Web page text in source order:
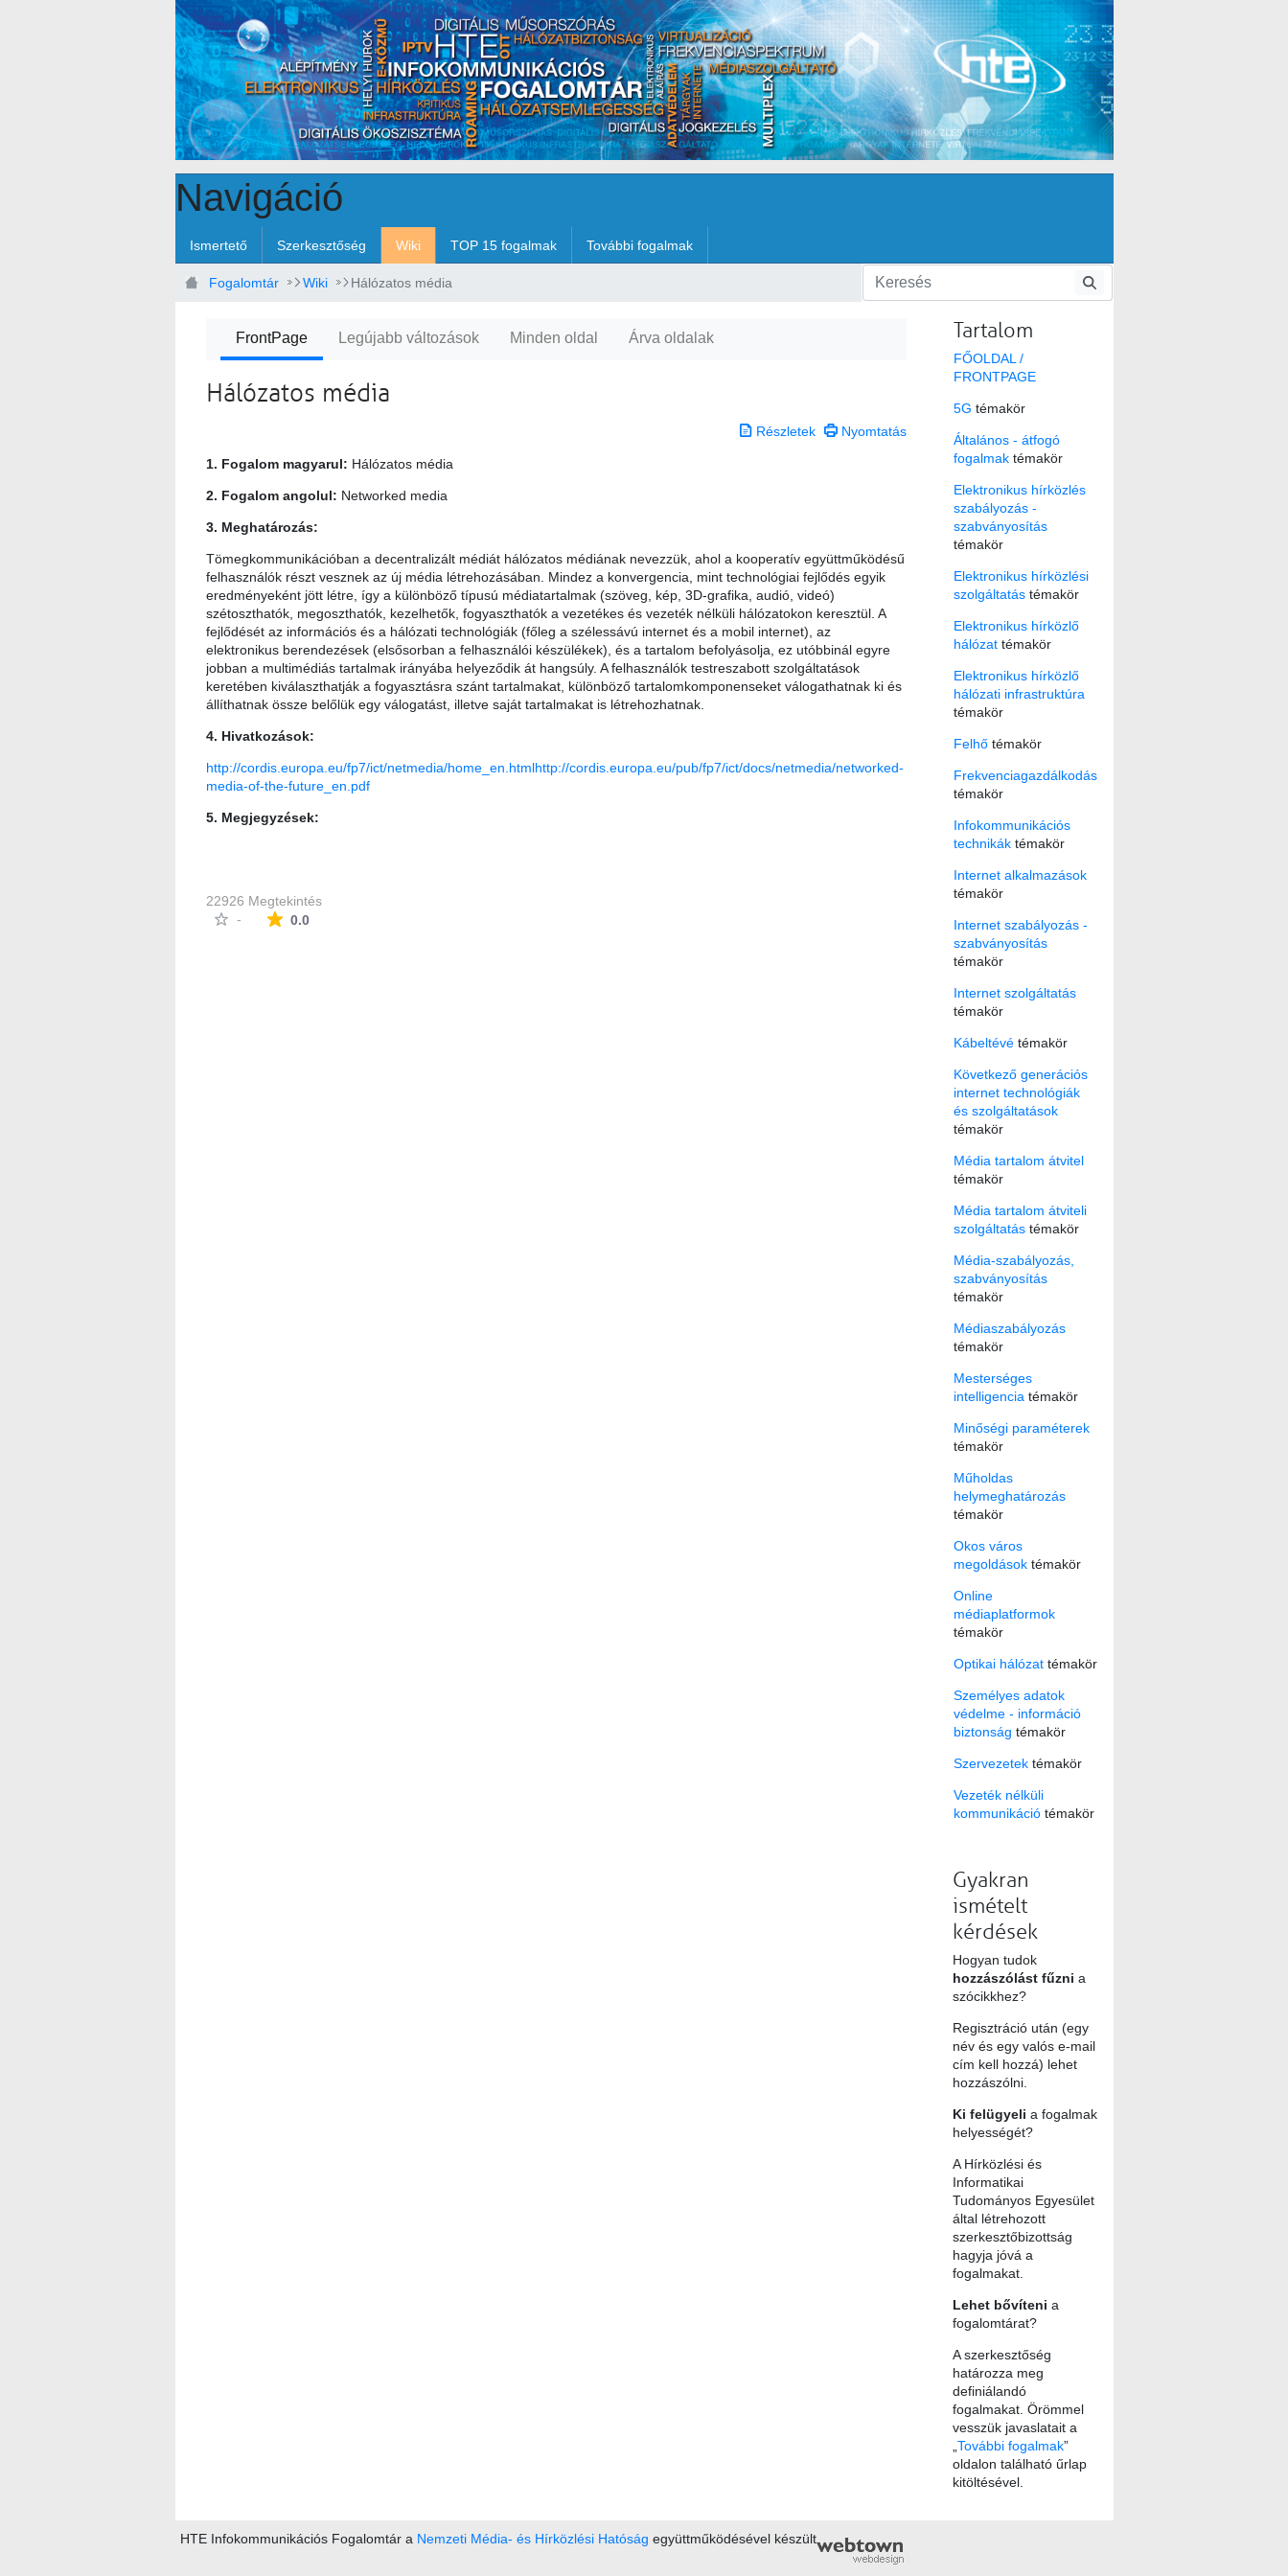
Navigáció
Ismertető Szerkesztőség Wiki TOP 15 fogalmak További fogalmak
Fogalomtár Wiki Hálózatos média
FrontPage Legújabb változások Minden oldal Árva oldalak
Hálózatos média
Részletek Nyomtatás
1. Fogalom magyarul: Hálózatos média
2. Fogalom angolul: Networked media
3. Meghatározás:
Tömegkommunikációban a decentralizált médiát hálózatos médiának nevezzük, ahol a kooperatív együttműködésű
felhasználók részt vesznek az új média létrehozásában. Mindez a konvergencia, mint technológiai fejlődés egyik
eredményeként jött létre, így a különböző típusú médiatartalmak (szöveg, kép, 3D-grafika, audió, videó)
szétoszthatók, megoszthatók, kezelhetők, fogyaszthatók a vezetékes és vezeték nélküli hálózatokon keresztül. A
fejlődését az információs és a hálózati technológiák (főleg a szélessávú internet és a mobil internet), az
elektronikus berendezések (elsősorban a felhasználói készülékek), és a tartalom befolyásolja, ez utóbbinál egyre
jobban a multimédiás tartalmak irányába helyeződik át hangsúly. A felhasználók testreszabott szolgáltatások
keretében kiválaszthatják a fogyasztásra szánt tartalmakat, különböző tartalomkomponenseket válogathatnak ki és
állíthatnak össze belőlük egy válogatást, illetve saját tartalmakat is létrehozhatnak.
4. Hivatkozások:
http://cordis.europa.eu/fp7/ict/netmedia/home_en.htmlhttp://cordis.europa.eu/pub/fp7/ict/docs/netmedia/networked-
media-of-the-future_en.pdf
5. Megjegyzések:
22926 Megtekintés
-
0.0Az átlagos minősítés 0 csillag a lehetséges 5-ből.
Tartalom
FŐOLDAL /
FRONTPAGE
5G témakör
Általános - átfogó
fogalmaktémakör
Elektronikus hírközlés
szabályozás -
szabványosítás
témakör
Elektronikus hírközlési
szolgáltatástémakör
Elektronikus hírközlő
hálózattémakör
Elektronikus hírközlő
hálózati infrastruktúra
témakör
Felhőtémakör
Frekvenciagazdálkodás
témakör
Infokommunikációs
technikáktémakör
Internet alkalmazások
témakör
Internet szabályozás -
szabványosítás
témakör
Internet szolgáltatás
témakör
Kábeltévétémakör
Következő generációs
internet technológiák
és szolgáltatások
témakör
Média tartalom átvitel
témakör
Média tartalom átviteli
szolgáltatástémakör
Média-szabályozás,
szabványosítás
témakör
Médiaszabályozás
témakör
Mesterséges
intelligencia témakör
Minőségi paraméterek
témakör
Műholdas
helymeghatározás
témakör
Okos város
megoldásoktémakör
Online
médiaplatformok
témakör
Optikai hálózattémakör
Személyes adatok
védelme - információ
biztonság témakör
Szervezetektémakör
Vezeték nélküli
kommunikációtémakör
Gyakran
ismételt
kérdések
Hogyan tudok
hozzászólást fűzni a
szócikkhez?
Regisztráció után (egy
név és egy valós e-mail
cím kell hozzá) lehet
hozzászólni.
Ki felügyeli a fogalmak
helyességét?
A Hírközlési és
Informatikai
Tudományos Egyesület
által létrehozott
szerkesztőbizottság
hagyja jóvá a
fogalmakat.
Lehet bővíteni a
fogalomtárat?
A szerkesztőség
határozza meg
definiálandó
fogalmakat. Örömmel
vesszük javaslatait a
További fogalmak”
oldalon található űrlap
kitöltésével.
HTE Infokommunikációs Fogalomtár a Nemzeti Média- és Hírközlési Hatóság együttműködésével készült